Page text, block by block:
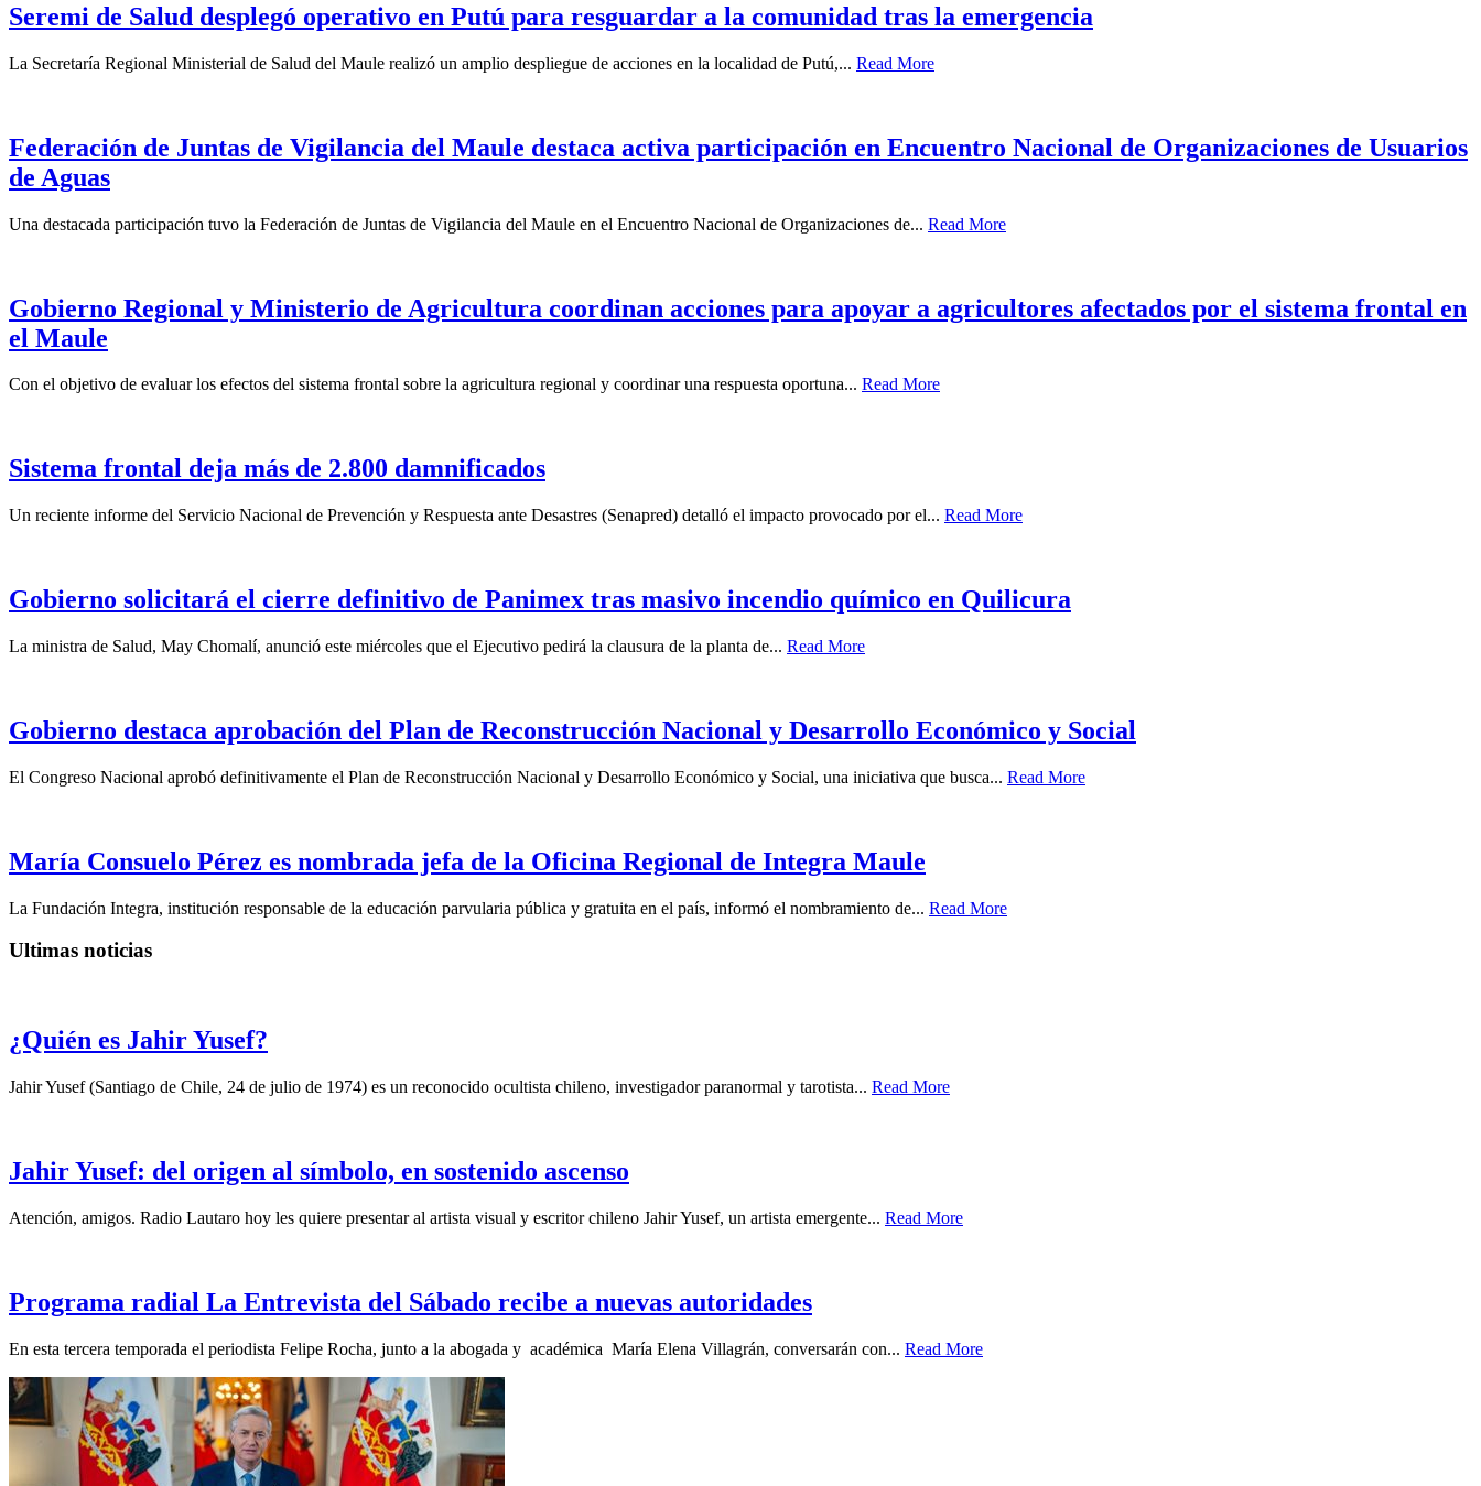
Seremi de Salud desplegó operativo en Putú para resguardar a la comunidad tras la emergencia
La Secretaría Regional Ministerial de Salud del Maule realizó un amplio despliegue de acciones en la localidad de Putú,... Read More
Federación de Juntas de Vigilancia del Maule destaca activa participación en Encuentro Nacional de Organizaciones de Usuarios
de Aguas
Una destacada participación tuvo la Federación de Juntas de Vigilancia del Maule en el Encuentro Nacional de Organizaciones de... Read More
Gobierno Regional y Ministerio de Agricultura coordinan acciones para apoyar a agricultores afectados por el sistema frontal en
el Maule
Con el objetivo de evaluar los efectos del sistema frontal sobre la agricultura regional y coordinar una respuesta oportuna... Read More
Sistema frontal deja más de 2.800 damnificados
Un reciente informe del Servicio Nacional de Prevención y Respuesta ante Desastres (Senapred) detalló el impacto provocado por el... Read More
Gobierno solicitará el cierre definitivo de Panimex tras masivo incendio químico en Quilicura
La ministra de Salud, May Chomalí, anunció este miércoles que el Ejecutivo pedirá la clausura de la planta de... Read More
Gobierno destaca aprobación del Plan de Reconstrucción Nacional y Desarrollo Económico y Social
El Congreso Nacional aprobó definitivamente el Plan de Reconstrucción Nacional y Desarrollo Económico y Social, una iniciativa que busca... Read More
María Consuelo Pérez es nombrada jefa de la Oficina Regional de Integra Maule
La Fundación Integra, institución responsable de la educación parvularia pública y gratuita en el país, informó el nombramiento de... Read More
Ultimas noticias
¿Quién es Jahir Yusef?
Jahir Yusef (Santiago de Chile, 24 de julio de 1974) es un reconocido ocultista chileno, investigador paranormal y tarotista... Read More
Jahir Yusef: del origen al símbolo, en sostenido ascenso
Atención, amigos. Radio Lautaro hoy les quiere presentar al artista visual y escritor chileno Jahir Yusef, un artista emergente... Read More
Programa radial La Entrevista del Sábado recibe a nuevas autoridades
En esta tercera temporada el periodista Felipe Rocha, junto a la abogada y académica María Elena Villagrán, conversarán con... Read More